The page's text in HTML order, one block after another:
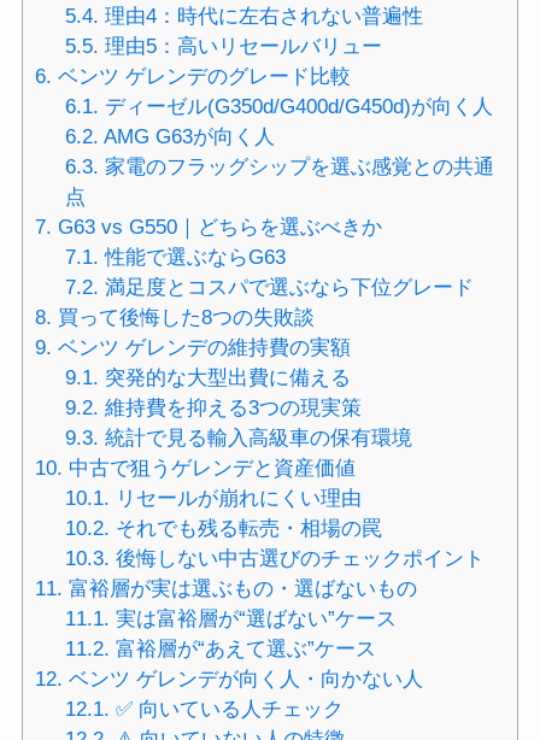
5.4. 理由4：時代に左右されない普遍性
5.5. 理由5：高いリセールバリュー
6. ベンツ ゲレンデのグレード比較
6.1. ディーゼル(G350d/G400d/G450d)が向く人
6.2. AMG G63が向く人
6.3. 家電のフラッグシップを選ぶ感覚との共通
点
7. G63 vs G550｜どちらを選ぶべきか
7.1. 性能で選ぶならG63
7.2. 満足度とコスパで選ぶなら下位グレード
8. 買って後悔した8つの失敗談
9. ベンツ ゲレンデの維持費の実額
9.1. 突発的な大型出費に備える
9.2. 維持費を抑える3つの現実策
9.3. 統計で見る輸入高級車の保有環境
10. 中古で狙うゲレンデと資産価値
10.1. リセールが崩れにくい理由
10.2. それでも残る転売・相場の罠
10.3. 後悔しない中古選びのチェックポイント
11. 富裕層が実は選ぶもの・選ばないもの
11.1. 実は富裕層が“選ばない”ケース
11.2. 富裕層が“あえて選ぶ”ケース
12. ベンツ ゲレンデが向く人・向かない人
12.1. ✅ 向いている人チェック